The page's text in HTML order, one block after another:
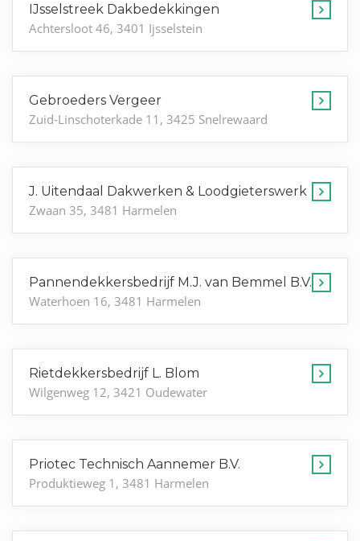
IJsselstreek Dakbedekkingen
Achtersloot 46, 3401 Ijsselstein
Gebroeders Vergeer
Zuid-Linschoterkade 11, 3425 Snelrewaard
J. Uitendaal Dakwerken & Loodgieterswerk
Zwaan 35, 3481 Harmelen
Pannendekkersbedrijf M.J. van Bemmel B.V.
Waterhoen 16, 3481 Harmelen
Rietdekkersbedrijf L. Blom
Wilgenweg 12, 3421 Oudewater
Priotec Technisch Aannemer B.V.
Produktieweg 1, 3481 Harmelen